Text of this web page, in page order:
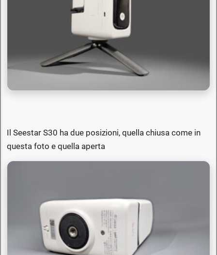
Il Seestar S30 ha due posizioni, quella chiusa come in
questa foto e quella aperta